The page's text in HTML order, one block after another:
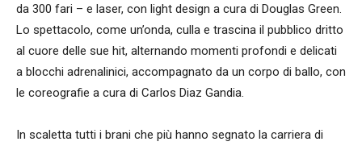
da 300 fari – e laser, con light design a cura di Douglas Green.
Lo spettacolo, come un’onda, culla e trascina il pubblico dritto
al cuore delle sue hit, alternando momenti profondi e delicati
a blocchi adrenalinici, accompagnato da un corpo di ballo, con
le coreografie a cura di Carlos Diaz Gandia.
In scaletta tutti i brani che più hanno segnato la carriera di